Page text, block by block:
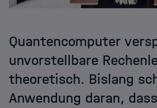
Quantencomputer
unvorstellbare
theoretisch. Bislang
Anwendung daran,